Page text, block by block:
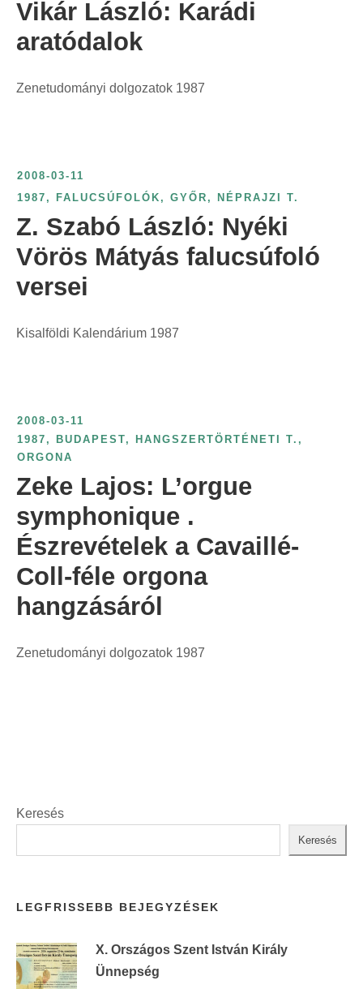
Vikár László: Karádi
aratódalok
Zenetudományi dolgozatok 1987
2008-03-11
1987 , FALUCSÚFOLÓK , GYŐR , NÉPRAJZI T.
Z. Szabó László: Nyéki
Vörös Mátyás falucsúfoló
versei
Kisalföldi Kalendárium 1987
2008-03-11
1987 , BUDAPEST, HANGSZERTÖRTÉNETI T. ,
ORGONA
Zeke Lajos: L’orgue
symphonique .
Észrevételek a Cavaillé-
Coll-féle orgona
hangzásáról
Zenetudományi dolgozatok 1987
Keresés
Keresés
LEGFRISSEBB BEJEGYZÉSEK
X. Országos Szent István Király
Ünnepség